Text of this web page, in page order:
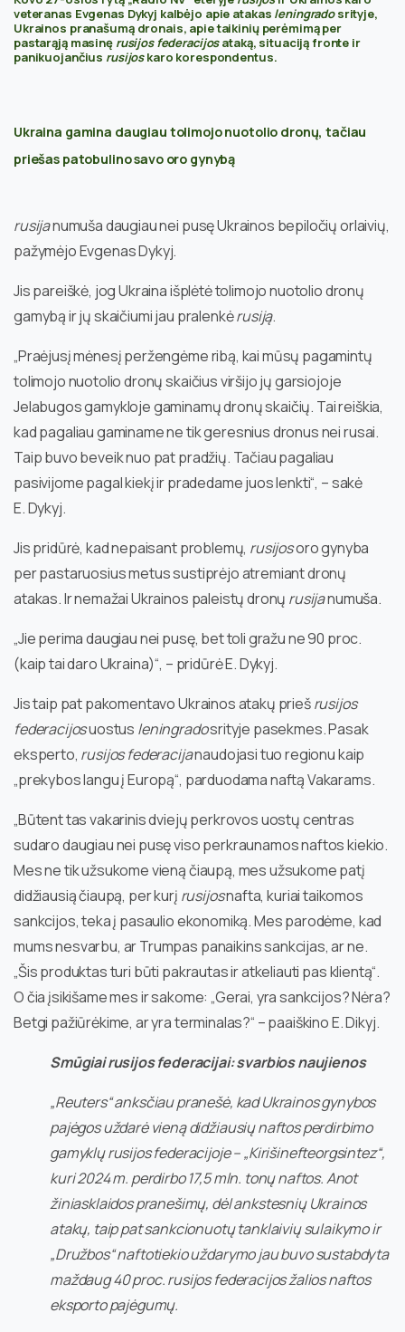
veteranas Evgenas Dykyj kalbėjo apie atakas leningradosrityje,
Ukrainos pranašumą dronais, apie taikinių perėmimą per
pastarąją masinę rusijos federacijosataką, situaciją fronte ir
panikuojančius rusijoskaro korespondentus.
Ukraina gamina daugiau tolimojo nuotolio dronų, tačiau
priešas patobulino savo oro gynybą
rusijanumuša daugiau nei pusę Ukrainos bepiločių orlaivių,
pažymėjo Evgenas Dykyj.
Jis pareiškė, jog Ukraina išplėtė tolimojo nuotolio dronų
gamybą ir jų skaičiumi jau pralenkėrusiją.
„Praėjusį mėnesį peržengėme ribą, kai mūsų pagamintų
tolimojo nuotolio dronų skaičius viršijo jų garsiojoje
Jelabugos gamykloje gaminamų dronų skaičių. Tai reiškia,
kad pagaliau gaminame ne tik geresnius dronus nei rusai.
Taip buvo beveik nuo pat pradžių. Tačiau pagaliau
pasivijome pagal kiekį ir pradedame juos lenkti“, – sakė
E. Dykyj.
Jis pridūrė, kad nepaisant problemų, rusijosoro gynyba
per pastaruosius metus sustiprėjo atremiant dronų
atakas. Ir nemažai Ukrainos paleistų dronų rusijanumuša.
„Jie perima daugiau nei pusę, bet toli gražu ne 90 proc.
(kaip tai daro Ukraina)“, – pridūrė E. Dykyj.
Jis taip pat pakomentavo Ukrainos atakų priešrusijos
federacijosuostus leningradosrityje pasekmes. Pasak
eksperto, rusijos federacijanaudojasi tuo regionu kaip
„prekybos langu į Europą“, parduodama naftą Vakarams.
„Būtent tas vakarinis dviejų perkrovos uostų centras
sudaro daugiau nei pusę viso perkraunamos naftos kiekio.
Mes ne tik užsukome vieną čiaupą, mes užsukome patį
didžiausią čiaupą, per kurį rusijosnafta, kuriai taikomos
sankcijos, teka į pasaulio ekonomiką. Mes parodėme, kad
mums nesvarbu, ar Trumpas panaikins sankcijas, ar ne.
„Šis produktas turi būti pakrautas ir atkeliauti pas klientą“.
O čia įsikišame mes ir sakome: „Gerai, yra sankcijos? Nėra?
Betgi pažiūrėkime, ar yra terminalas?“ – paaiškino E. Dikyj.
Smūgiai rusijos federacijai: svarbios naujienos
„Reuters“ anksčiau pranešė, kad Ukrainos gynybos
pajėgos uždarė vieną didžiausių naftos perdirbimo
gamyklų rusijos federacijoje – „Kirišinefteorgsintez“,
kuri 2024 m. perdirbo 17,5 mln. tonų naftos. Anot
žiniasklaidos pranešimų, dėl ankstesnių Ukrainos
atakų, taip pat sankcionuotų tanklaivių sulaikymo ir
„Družbos“ naftotiekio uždarymo jau buvo sustabdyta
maždaug 40 proc. rusijos federacijos žalios naftos
eksporto pajėgumų.